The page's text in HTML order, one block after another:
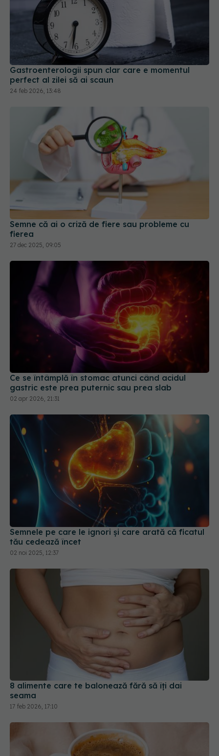
Gastroenterologii spun clar care e momentul
perfect al zilei să ai scaun
24 feb 2026, 13:48
Semne că ai o criză de fiere sau probleme cu
fierea
27 dec 2025, 09:05
Ce se întâmplă în stomac atunci când acidul
gastric este prea puternic sau prea slab
02 apr 2026, 21:31
Semnele pe care le ignori și care arată că ficatul
tău cedează încet
02 noi 2025, 12:37
8 alimente care te balonează fără să îți dai
seama
17 feb 2026, 17:10